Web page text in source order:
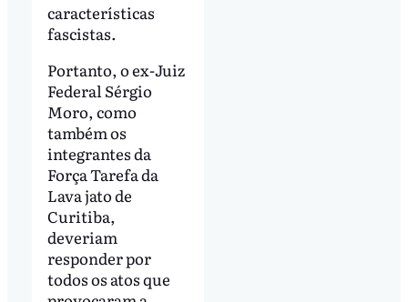
características
fascistas.
Portanto, o ex-Juiz
Federal Sérgio
Moro, como
também os
integrantes da
Força Tarefa da
Lava jato de
Curitiba,
deveriam
responder por
todos os atos que